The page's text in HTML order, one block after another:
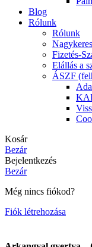
Blog
Rólunk
Rólunk
Fizetés-
Elállás a
ÁSZF
Kosár
Bezár
Bejelentkezés
Bezár
Még nincs fiókod?
Fiók létrehozása